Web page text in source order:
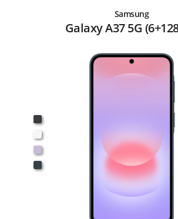
Samsung
Galaxy A37 5G